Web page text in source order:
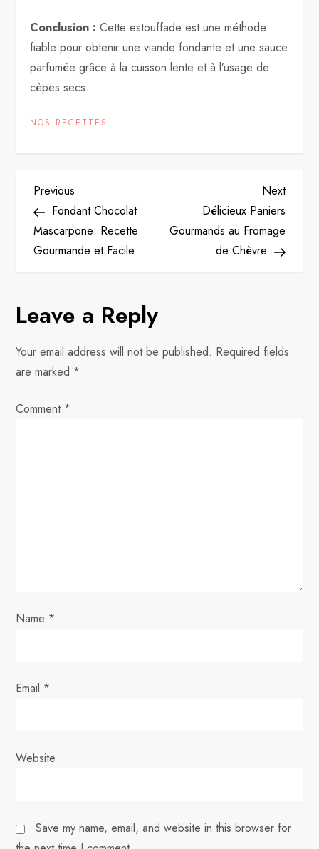
Conclusion : Cette estouffade est une méthode
fiable pour obtenir une viande fondante et une sauce
parfumée grâce à la cuisson lente et à l’usage de
cèpes secs.
NOS RECETTES
P
o
s
n
a
v
n
Previous
Post
Previous
Fondant Chocolat
Mascarpone: Recette
Gourmande et Facile
Next
Post
Next
Délicieux Paniers
Gourmands au Fromage
de Chèvre
Leave a Reply
Your email address will not be published. Required fields
are marked *
Comment *
Name *
Email *
Website
Save my name, email, and website in this browser for